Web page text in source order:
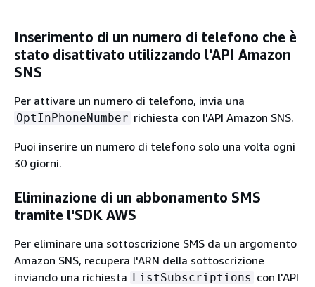
Inserimento di un numero di telefono che è
stato disattivato utilizzando l'API Amazon
SNS
Per attivare un numero di telefono, invia una
OptInPhoneNumber richiesta con l'API Amazon SNS.
Puoi inserire un numero di telefono solo una volta ogni
30 giorni.
Eliminazione di un abbonamento SMS
tramite l'SDK AWS
Per eliminare una sottoscrizione SMS da un argomento
Amazon SNS, recupera l'ARN della sottoscrizione
inviando una richiesta ListSubscriptions con l'API